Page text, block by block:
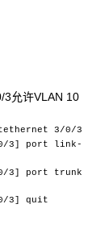
3允许VLAN 10
3/0/3
0/3] port link-
0/3] port trunk
0/3] quit